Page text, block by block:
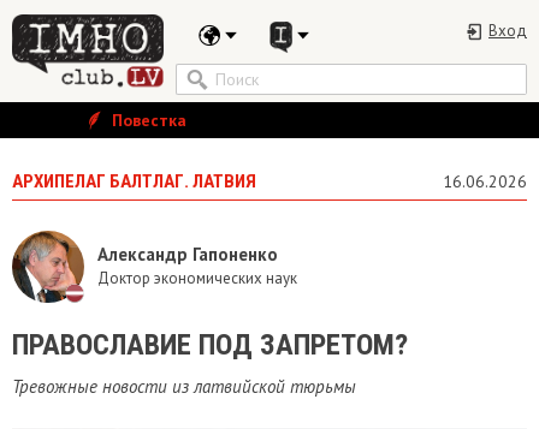
Вход
Повестка
АРХИПЕЛАГ БАЛТЛАГ. ЛАТВИЯ 16.06.2026
Александр Гапоненко
Доктор экономических наук
ПРАВОСЛАВИЕ ПОД ЗАПРЕТОМ?
Тревожные новости из латвийской тюрьмы